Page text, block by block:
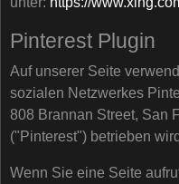
Pinterest Plugin
Auf unserer Seite
sozialen Netzwerkes
808 Brannan Street, San
("Pinterest") betrieben
Wenn Sie eine Seite